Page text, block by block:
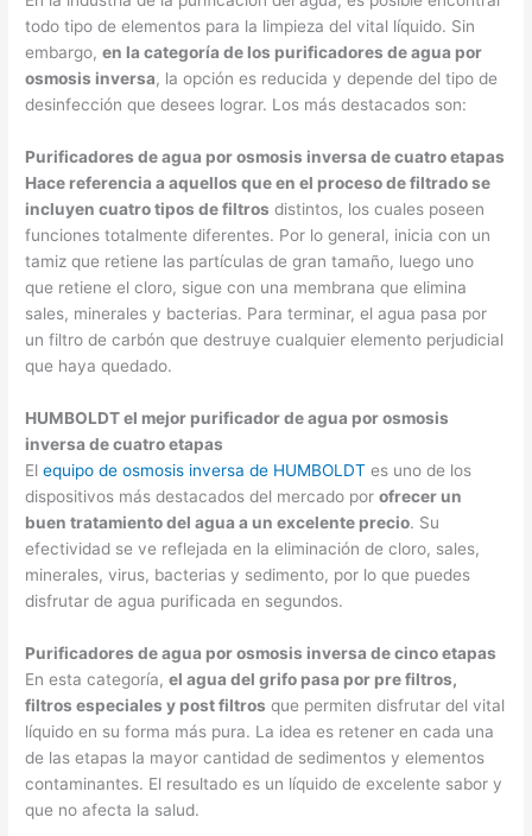
todo tipo de elementos para la limpieza del vital líquido. Sin
embargo,en la categoría de los purificadores de agua por
osmosis inversa, la opción es reducida y depende del tipo de
desinfección que desees lograr. Los más destacados son:
Purificadores de agua por osmosis inversa de cuatro etapas
Hace referencia a aquellos que en el proceso de filtrado se
incluyen cuatro tipos de filtros distintos, los cuales poseen
funciones totalmente diferentes. Por lo general, inicia con un
tamiz que retiene las partículas de gran tamaño, luego uno
que retiene el cloro, sigue con una membrana que elimina
sales, minerales y bacterias. Para terminar, el agua pasa por
un filtro de carbón que destruye cualquier elemento perjudicial
que haya quedado.
HUMBOLDT el mejor purificador de agua por osmosis
inversa de cuatro etapas
El equipo de osmosis inversa de HUMBOLDT es uno de los
dispositivos más destacados del mercado porofrecer un
buen tratamiento del agua a un excelente precio. Su
efectividad se ve reflejada en la eliminación de cloro, sales,
minerales, virus, bacterias y sedimento, por lo que puedes
disfrutar de agua purificada en segundos.
Purificadores de agua por osmosis inversa de cinco etapas
En esta categoría,el agua del grifo pasa por pre filtros,
filtros especiales y post filtros que permiten disfrutar del vital
líquido en su forma más pura. La idea es retener en cada una
de las etapas la mayor cantidad de sedimentos y elementos
contaminantes. El resultado es un líquido de excelente sabor y
que no afecta la salud.